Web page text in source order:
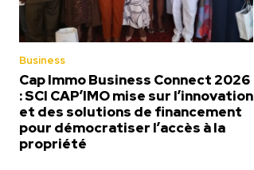
Business
Cap Immo Business Connect 2026
: SCI CAP’IMO mise sur l’innovation
et des solutions de financement
pour démocratiser l’accès à la
propriété